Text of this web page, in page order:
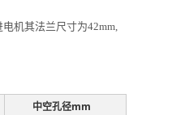
机其法兰尺寸为42mm,
中空孔径mm